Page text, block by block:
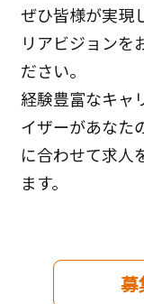
ぜひ皆様が実現
リアビジョンを
ださい。
経験豊富なキャ
イザーがあなた
に合わせて求人
ます。
募